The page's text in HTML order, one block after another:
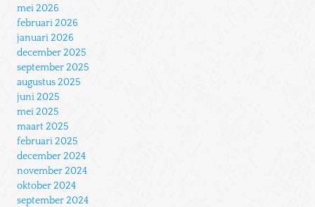
mei 2026
februari 2026
januari 2026
december 2025
september 2025
augustus 2025
juni 2025
mei 2025
maart 2025
februari 2025
december 2024
november 2024
oktober 2024
september 2024